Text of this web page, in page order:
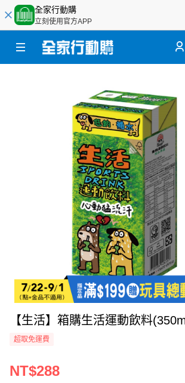
全家行動購
立刻使用官方APP
【生活】箱購生活運動飲料
超取免運費
NT$288